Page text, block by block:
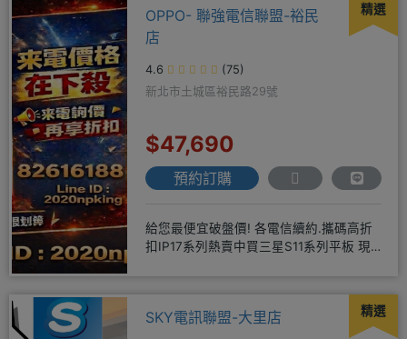
精選
OPPO- 聯強電信聯盟-裕民
店
4.6
(75)
新北市土城區裕民路29號
$47,690
預約訂購
給您最便宜破盤價! 各電信續約.攜碼高折
扣IP17系列熱賣中買三星S11系列平板 現
精選
SKY電訊聯盟-大里店